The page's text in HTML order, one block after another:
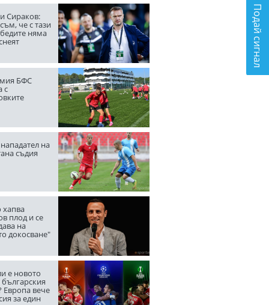
Сираков:
че с тази
няма
БФС
с
на
съдия
хапва
плод и се
на
докосване"
е новото
Европа вече
за един
Подай сигнал